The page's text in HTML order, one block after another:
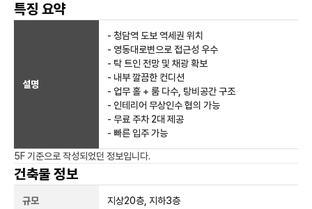
특징 요약
설명
- 청담역 도보 역세권 위치
- 영동대로변으로 접근성 우수
- 탁 트인 전망 및 채광 확보
- 내부 깔끔한 컨디션
- 업무 홀 + 룸 다수, 탕비공간 구조
- 인테리어 무상인수 협의 가능
- 무료 주차 2대 제공
- 빠른 입주 가능
5F 기준으로 작성되었던 정보입니다.
건축물 정보
규모 지상20층, 지하3층